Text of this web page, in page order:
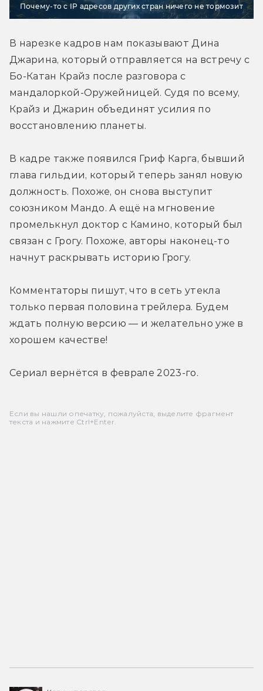
Почему-то с IP адресов других стран ничего не тормозит
В нарезке кадров нам показывают Дина
Джарина, который отправляется на встречу с
Бо-Катан Крайз после разговора с
мандалоркой-Оружейницей. Судя по всему,
Крайз и Джарин объединят усилия по
восстановлению планеты.
В кадре также появился Гриф Карга, бывший
глава гильдии, который теперь занял новую
должность. Похоже, он снова выступит
союзником Мандо. А ещё на мгновение
промелькнул доктор с Камино, который был
связан с Грогу. Похоже, авторы наконец-то
начнут раскрывать историю Грогу.
Комментаторы пишут, что в сеть утекла
только первая половина трейлера. Будем
ждать полную версию — и желательно уже в
хорошем качестве!
Сериал вернётся в феврале 2023-го.
Если вы нашли опечатку, пожалуйста, выделите фрагмент
текста и нажмите Ctrl+Enter.